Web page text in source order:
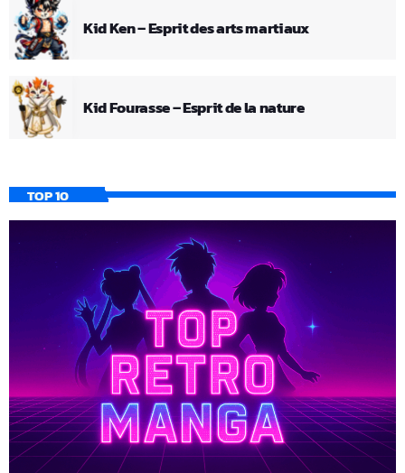
Kid Ken – Esprit des arts martiaux
Kid Fourasse – Esprit de la nature
TOP 10